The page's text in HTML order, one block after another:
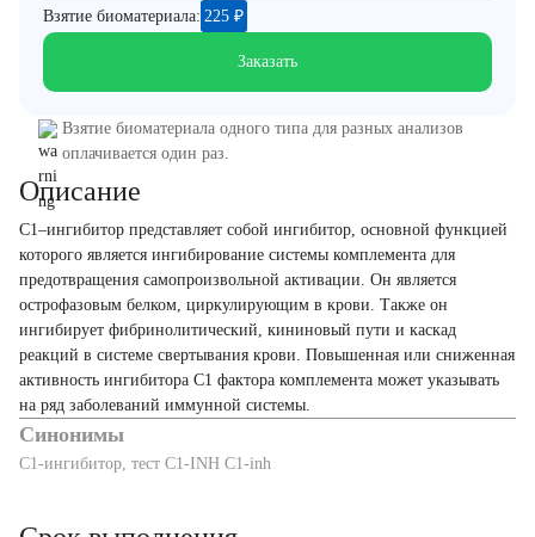
Описание
С1–ингибитор представляет собой ингибитор, основной функцией
которого является ингибирование системы комплемента для
предотвращения самопроизвольной активации. Он является
острофазовым белком, циркулирующим в крови. Также он
ингибирует фибринолитический, кининовый пути и каскад
реакций в системе свертывания крови. Повышенная или сниженная
активность ингибитора С1 фактора комплемента может указывать
на ряд заболеваний иммунной системы.
Синонимы
C1-ингибитор, тест C1-INH C1-inh
Взятие биоматериала: 225 ₽
Заказать
Взятие биоматериала одного типа для разных анализов
оплачивается один раз.